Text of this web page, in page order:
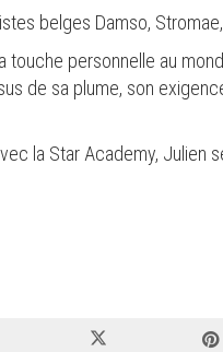
belges Damso,
touche personnelle au
de sa plume, son
la Star Academy,